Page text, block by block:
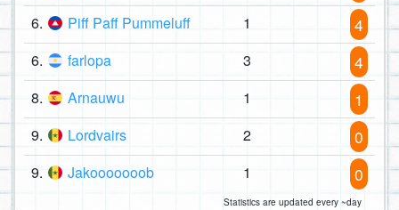
6. Piff Paff Pummeluff 1 4
6. farlopa 3 4
8. Arnauwu 1 1
9. Lordvairs 2 0
9. Jakooooooob 1 0
Statistics are updated every ~day